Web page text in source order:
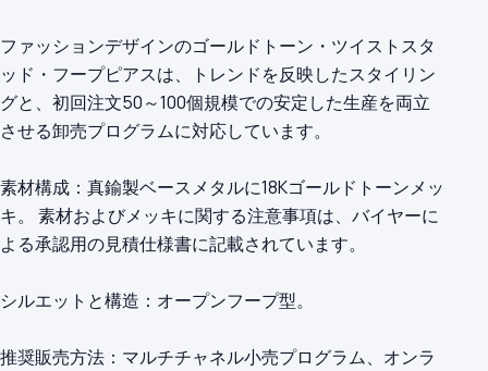
ファッションデザインのゴールドトーン・ツイストスタ
ッド・フープピアスは、トレンドを反映したスタイリン
グと、初回注文50～100個規模での安定した生産を両立
させる卸売プログラムに対応しています。
素材構成：真鍮製ベースメタルに18Kゴールドトーンメッ
キ。 素材およびメッキに関する注意事項は、バイヤーに
よる承認用の見積仕様書に記載されています。
シルエットと構造：オープンフープ型。
推奨販売方法：マルチチャネル小売プログラム、オンラ